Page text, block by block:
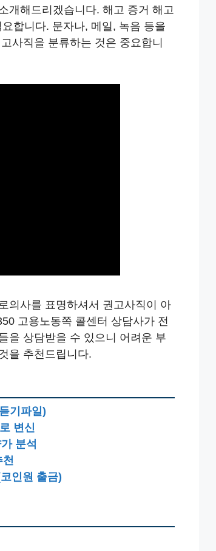
개해드리겠습니다. 해고 증거 해고
합니다. 문자나, 메일, 녹음 등을
사직을 분류하는 것은 중요합니
의사를 표명하셔서 권고사직이 아
고용노동쪽 콜센터 상담사가 전
을 상담받을 수 있으니 어려운 부
을 추천드립니다.
기파일)
변신
분석
인원 출금)